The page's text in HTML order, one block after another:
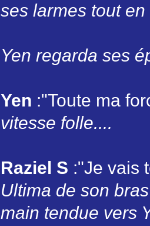
ses larmes tout
Yen regarda ses
Yen :"Toute ma
vitesse folle....
Raziel S :"Je vais
Ultima de son
main tendue vers